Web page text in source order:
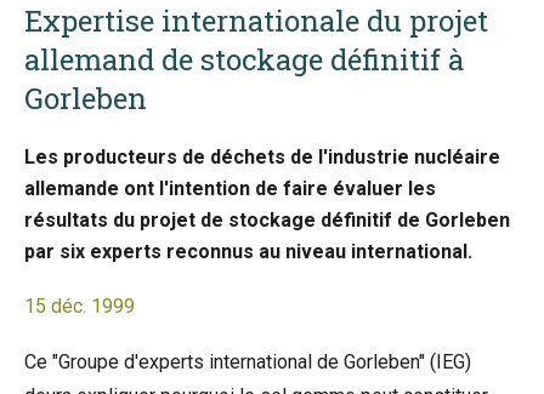
Expertise internationale du projet
allemand de stockage définitif à
Gorleben
Les producteurs de déchets de l'industrie nucléaire
allemande ont l'intention de faire évaluer les
résultats du projet de stockage définitif de Gorleben
par six experts reconnus au niveau international.
15 déc. 1999
Ce "Groupe d'experts international de Gorleben" (IEG)